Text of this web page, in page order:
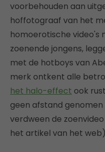
voorbehouden aan
hoffotograaf van het
homoerotische video's
zoenende jongens,
met de hotboys van
merk ontkent alle
het halo-effect ook
geen afstand
verdween de
het artikel van het